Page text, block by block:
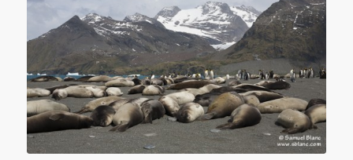
Paysage et éléphants de mer en Géorgie du Sud